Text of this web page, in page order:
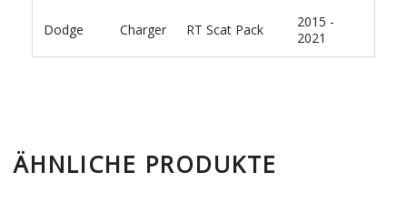
Dodge Charger RT Scat Pack
2015 -
2021
ÄHNLICHE PRODUKTE